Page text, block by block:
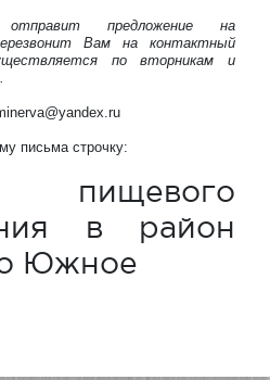
предложение на
Вам на контактный
по вторникам и
письма строчку:
пищевого
в район
Южное